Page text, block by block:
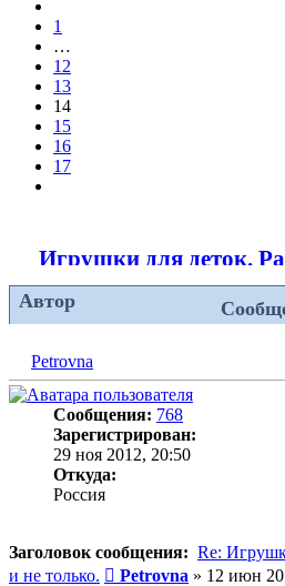
17
1
…
12
13
14
15
16
17
Игрушки для деток.
Автор
Petrovna
Сообщения: 768
Зарегистрирован:
29 ноя 2012, 20:50
Откуда:
Россия
Заголовок сообщения: Re:
и не только.
Сообщение
Petrovna » 12 июн